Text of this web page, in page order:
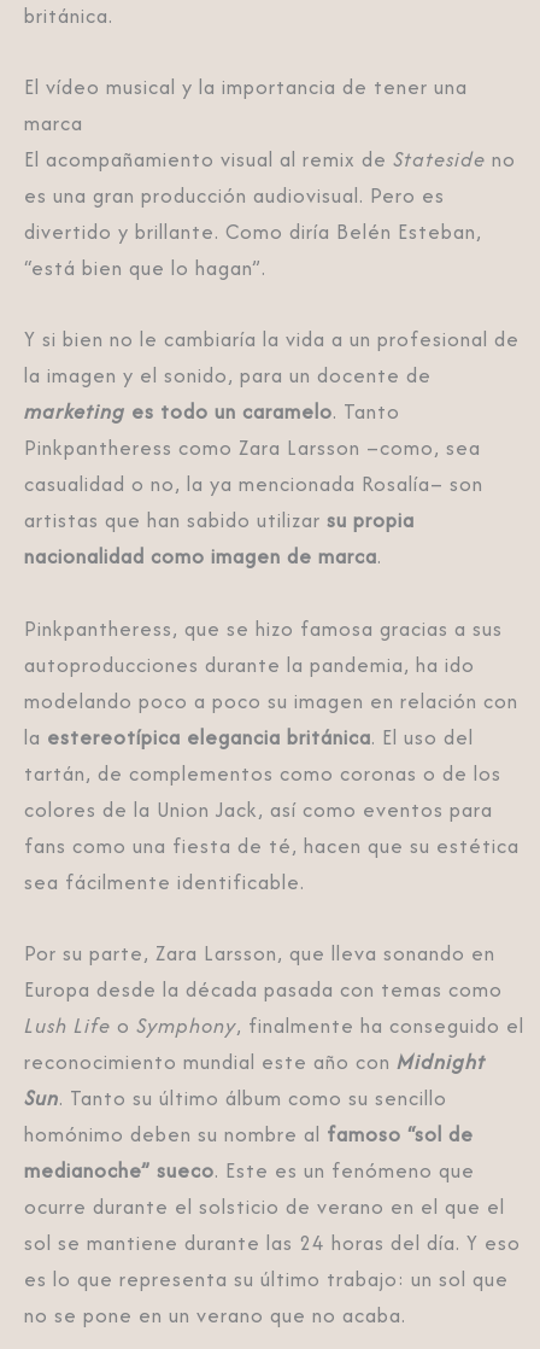
británica.
El vídeo musical y la importancia de tener una
marca
El acompañamiento visual al remix de Stateside no
es una gran producción audiovisual. Pero es
divertido y brillante. Como diría Belén Esteban,
“está bien que lo hagan”.
Y si bien no le cambiaría la vida a un profesional de
la imagen y el sonido, para un docente de
marketing es todo un caramelo. Tanto
Pinkpantheress como Zara Larsson –como, sea
casualidad o no, la ya mencionada Rosalía– son
artistas que han sabido utilizar su propia
nacionalidad como imagen de marca.
Pinkpantheress, que se hizo famosa gracias a sus
autoproducciones durante la pandemia, ha ido
modelando poco a poco su imagen en relación con
la estereotípica elegancia británica. El uso del
tartán, de complementos como coronas o de los
colores de la Union Jack, así como eventos para
fans como una fiesta de té, hacen que su estética
sea fácilmente identificable.
Por su parte, Zara Larsson, que lleva sonando en
Europa desde la década pasada con temas como
Lush Life o Symphony, finalmente ha conseguido el
reconocimiento mundial este año con Midnight
Sun. Tanto su último álbum como su sencillo
homónimo deben su nombre al famoso “sol de
medianoche” sueco. Este es un fenómeno que
ocurre durante el solsticio de verano en el que el
sol se mantiene durante las 24 horas del día. Y eso
es lo que representa su último trabajo: un sol que
no se pone en un verano que no acaba.